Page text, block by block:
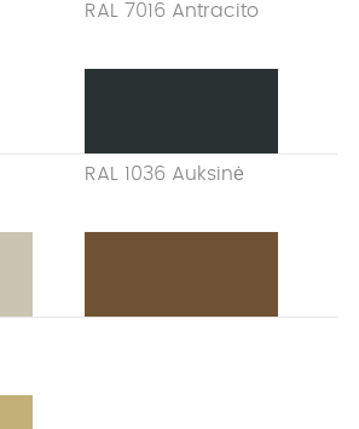
RAL 7016 Antracito
RAL 1036 Auksinė